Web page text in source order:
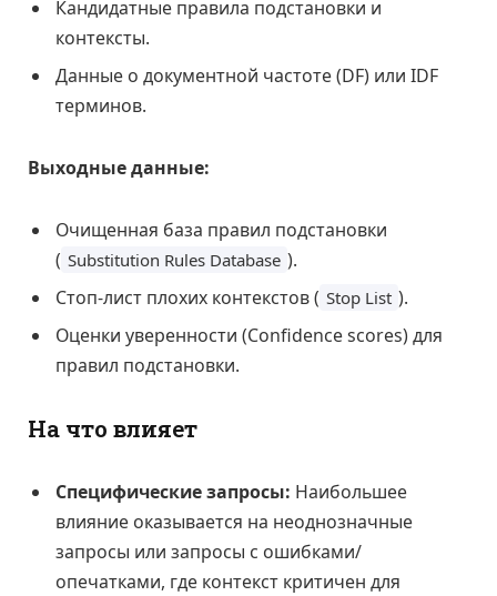
Кандидатные правила подстановки и
контексты.
Данные о документной частоте (DF) или IDF
терминов.
Выходные данные:
Очищенная база правил подстановки
( Substitution Rules Database ).
Стоп-лист плохих контекстов ( Stop List ).
Оценки уверенности (Confidence scores) для
правил подстановки.
На что влияет
Специфические запросы: Наибольшее
влияние оказывается на неоднозначные
запросы или запросы с ошибками/
опечатками, где контекст критичен для